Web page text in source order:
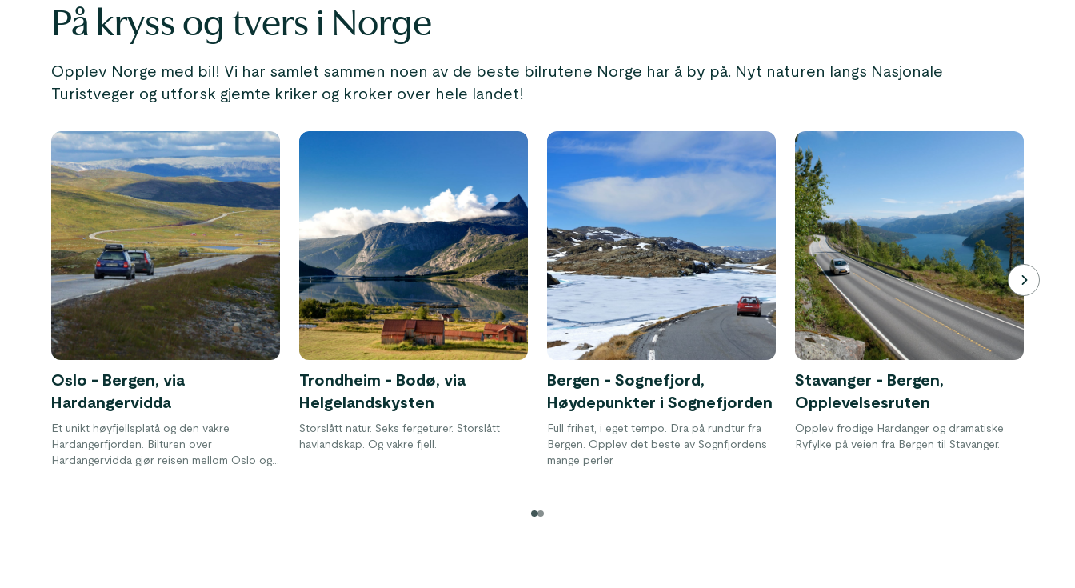
På kryss og tvers i Norge
Opplev Norge med bil! Vi har samlet sammen noen av de beste bilrutene Norge har å by på. Nyt naturen langs Nasjonale
Turistveger og utforsk gjemte kriker og kroker over hele landet!
Oslo - Bergen, via
Hardangervidda
Et unikt høyfjellsplatå og den vakre
Hardangerfjorden. Bilturen over
Hardangervidda gjør reisen mellom Oslo og
Trondheim - Bodø, via
Helgelandskysten
Storslått natur. Seks fergeturer. Storslått
havlandskap. Og vakre fjell.
Bergen - Sognefjord,
Høydepunkter i Sognefjorden
Full frihet, i eget tempo. Dra på rundtur fra
Bergen. Opplev det beste av Sognfjordens
mange perler.
Stavanger - Bergen,
Opplevelsesruten
Opplev frodige Hardanger og dramatiske
Ryfylke på veien fra Bergen til Stavanger.